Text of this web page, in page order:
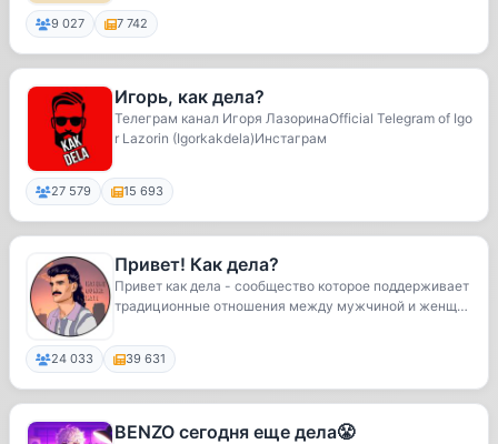
9 027 7 742
Игорь, как дела?
Телеграм канал Игоря ЛазоринаOfficial Telegram of Igo
r Lazorin (Igorkakdela)Инстаграм
27 579 15 693
Привет! Как дела?
Привет как дела - сообщество которое поддерживает
традиционные отношения между мужчиной и женщин
24 033 39 631
BENZO сегодня еще дела😤